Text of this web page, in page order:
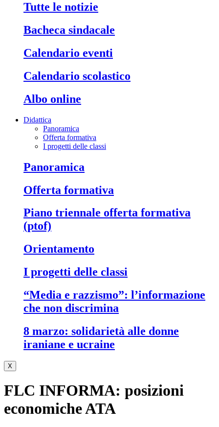
tutte le notizie
bacheca sindacale
calendario eventi
calendario scolastico
albo online
Didattica
Panoramica
Offerta formativa
I progetti delle classi
panoramica
offerta formativa
piano triennale offerta formativa
(ptof)
orientamento
i progetti delle classi
“media e razzismo”: l’informazione
che non discrimina
8 marzo: solidarietà alle donne
iraniane e ucraine
X
FLC INFORMA: posizioni
economiche ATA